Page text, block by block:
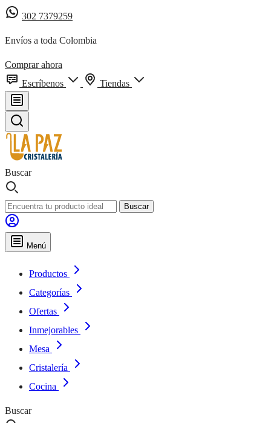
302 7379259
Envíos a toda Colombia
Comprar ahora
Escríbenos
Tiendas
Buscar
Buscar
Menú
Productos
Categorías
Ofertas
Inmejorables
Mesa
Cristalería
Cocina
Buscar